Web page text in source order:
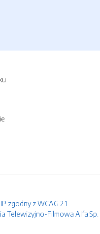
zgodny z WCAG 2.1
Telewizyjno-Filmowa Alfa Sp.